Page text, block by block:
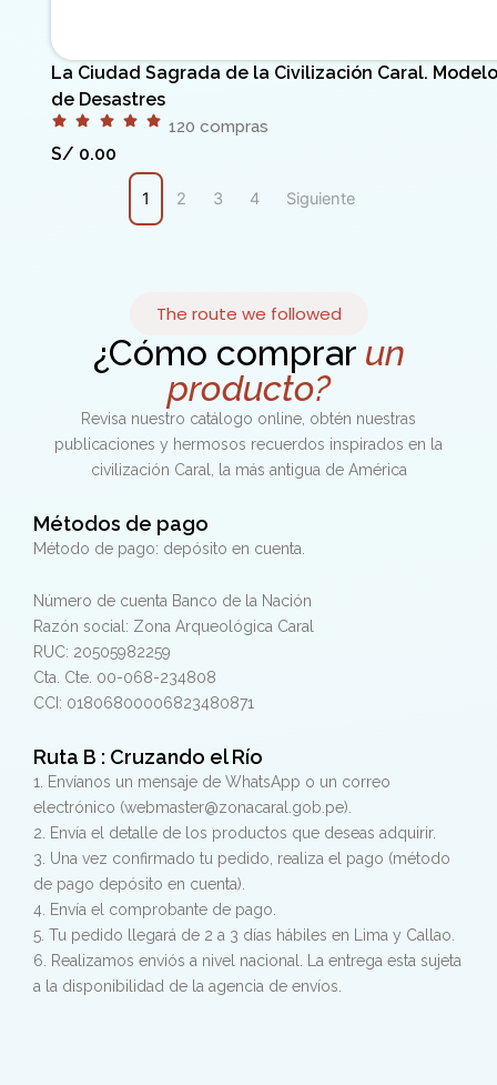
La Ciudad Sagrada de la Civilización Caral.
de Desastres
120 compras
S/ 0.00
1 2 3 4 Siguiente
The route we followed
¿Cómo comprar un
producto?
Revisa nuestro catálogo online, obtén nuestras
publicaciones y hermosos recuerdos inspirados en la
civilización Caral, la más antigua de América
Métodos de pago
Método de pago: depósito en cuenta.
Número de cuenta Banco de la Nación
Razón social: Zona Arqueológica Caral
RUC: 20505982259
Cta. Cte. 00-068-234808
CCI: 01806800006823480871
Ruta B : Cruzando el Río
1. Envíanos un mensaje de WhatsApp o un correo
electrónico (webmaster@zonacaral.gob.pe).
2. Envía el detalle de los productos que deseas adquirir.
3. Una vez confirmado tu pedido, realiza el pago (método
de pago depósito en cuenta).
4. Envía el comprobante de pago.
5. Tu pedido llegará de 2 a 3 días hábiles en Lima y Callao.
6. Realizamos enviós a nivel nacional. La entrega esta sujeta
a la disponibilidad de la agencia de envíos.